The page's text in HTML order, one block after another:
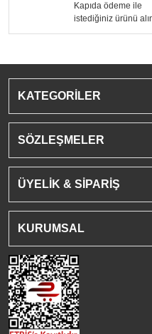
Kapıda ödeme ile
istediğiniz ürünü
KATEGORİLER
SÖZLEŞMELER
ÜYELİK & SİPARİŞ
KURUMSAL